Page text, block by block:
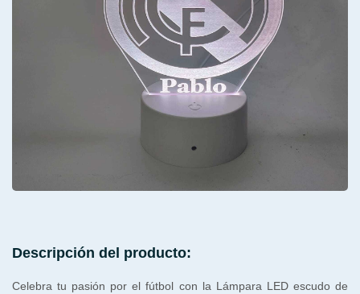
Descripción del producto:
Celebra tu pasión por el fútbol con la Lámpara LED escudo de